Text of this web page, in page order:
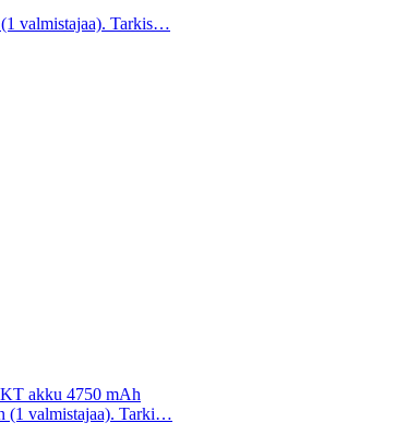
valmistajaa). Tarkis…
akku 4750 mAh
(1 valmistajaa). Tarki…